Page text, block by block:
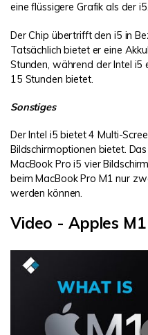
eine flüssigere Grafik als der i5.
Der Chip übertrifft den i5 in
Tatsächlich bietet er eine
Stunden, während der Intel
15 Stunden bietet.
Sonstiges
Der Intel i5 bietet 4 Multi-
Bildschirmoptionen bietet.
MacBook Pro i5 vier
beim MacBook Pro M1 nur
werden können.
Video - Apples